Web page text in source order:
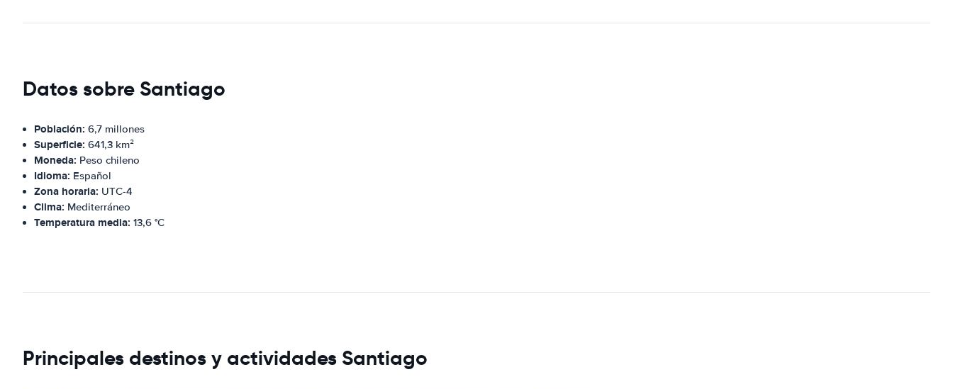
Datos sobre Santiago
Población: 6,7 millones
Superficie: 641,3 km²
Moneda: Peso chileno
Idioma: Español
Zona horaria: UTC-4
Clima: Mediterráneo
Temperatura media: 13,6 °C
Principales destinos y actividades Santiago